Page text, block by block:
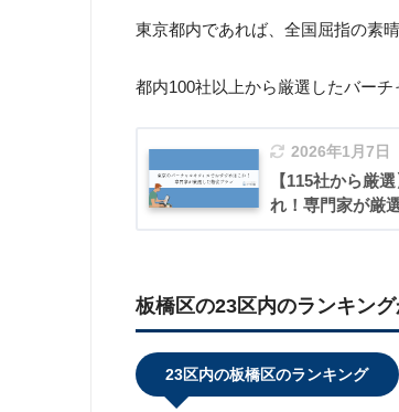
東京都内であれば、全国屈指の素
都内100社以上から厳選したバー
2026年1月7日
【115社から厳
れ！専門家が厳
板橋区の23区内のランキン
23区内の板橋区のランキング